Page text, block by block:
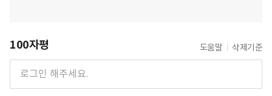
100자평 도움말 삭제기준